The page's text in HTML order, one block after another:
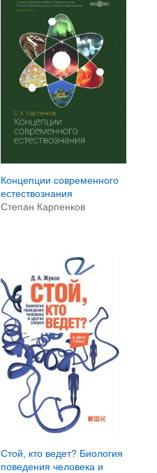
Концепции современного
естествознания
Степан Карпенков
Стой, кто ведет? Биология
поведения человека и